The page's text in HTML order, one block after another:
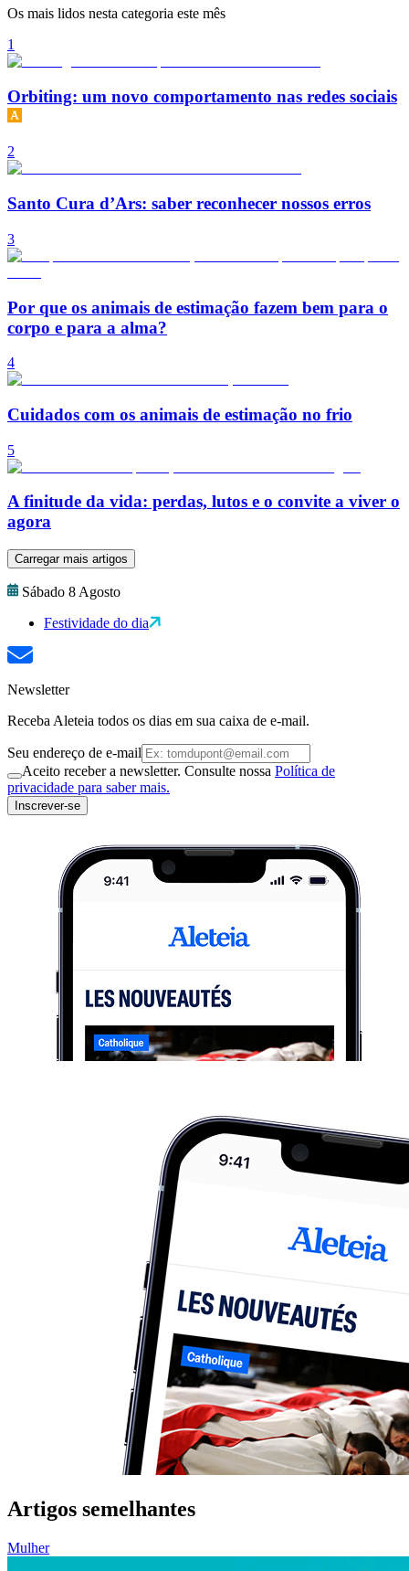
Os mais lidos nesta categoria este mês
1
Orbiting: um novo comportamento nas redes sociais
2
Santo Cura d’Ars: saber reconhecer nossos erros
3
Por que os animais de estimação fazem bem para o
corpo e para a alma?
4
Cuidados com os animais de estimação no frio
5
A finitude da vida: perdas, lutos e o convite a viver o
agora
Carregar mais artigos
Sábado 8 Agosto
Festividade do dia
Newsletter
Receba Aleteia todos os dias em sua caixa de e-mail.
Seu endereço de e-mail
Aceito receber a newsletter. Consulte nossa Política de
privacidade para saber mais.
Inscrever-se
Artigos semelhantes
Mulher